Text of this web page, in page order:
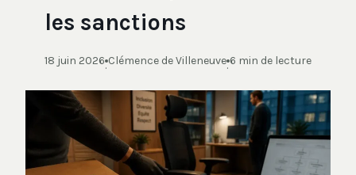
les sanctions
18 juin 2026
·
Clémence de Villeneuve
·
6 min de lecture